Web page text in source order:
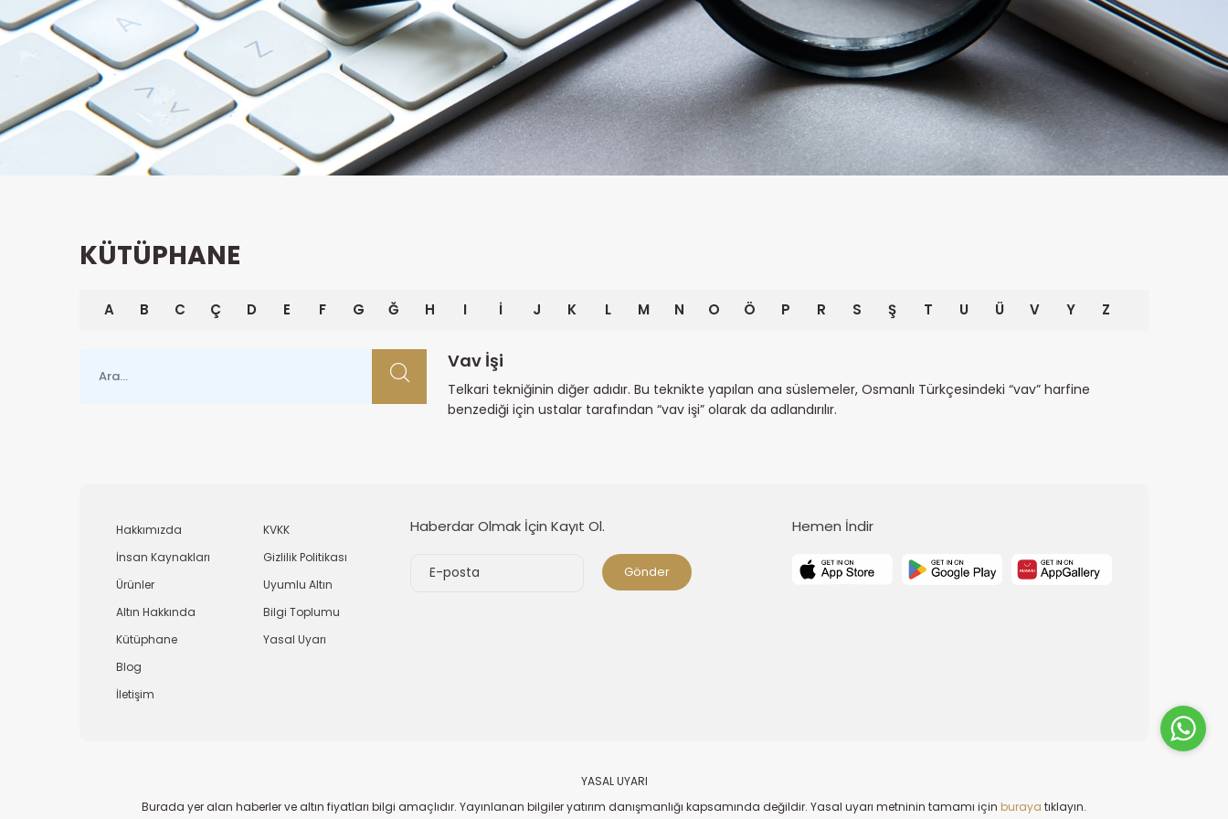
KÜTÜPHANE
A B C Ç D E F G Ğ H I İ J K L M N O Ö P R S Ş T U Ü V Y Z
Vav İşi
Telkari tekniğinin diğer adıdır. Bu teknikte yapılan ana süslemeler, Osmanlı Türkçesindeki “vav” harfine
benzediği için ustalar tarafından “vav işi” olarak da adlandırılır.
Hakkımızda
İnsan Kaynakları
Ürünler
Altın Hakkında
Kütüphane
Blog
İletişim
KVKK
Gizlilik Politikası
Uyumlu Altın
Bilgi Toplumu
Yasal Uyarı
Haberdar Olmak İçin Kayıt Ol.
Gönder
Hemen İndir
YASAL UYARI
Burada yer alan haberler ve altın fiyatları bilgi amaçlıdır. Yayınlanan bilgiler yatırım danışmanlığı kapsamında değildir. Yasal uyarı metninin tamamı için buraya tıklayın.